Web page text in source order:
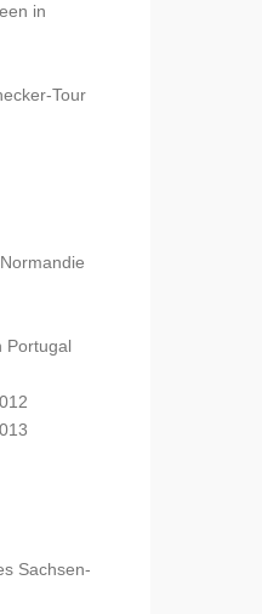
in
Tour
Portugal
Sachsen-